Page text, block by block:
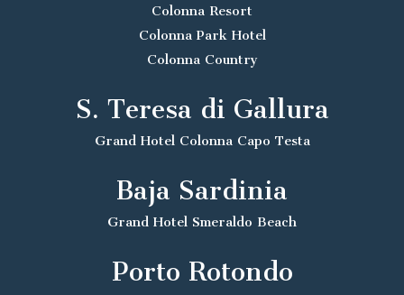
Colonna Resort
Colonna Park Hotel
Colonna Country
S. Teresa di Gallura
Grand Hotel Colonna Capo Testa
Baja Sardinia
Grand Hotel Smeraldo Beach
Porto Rotondo